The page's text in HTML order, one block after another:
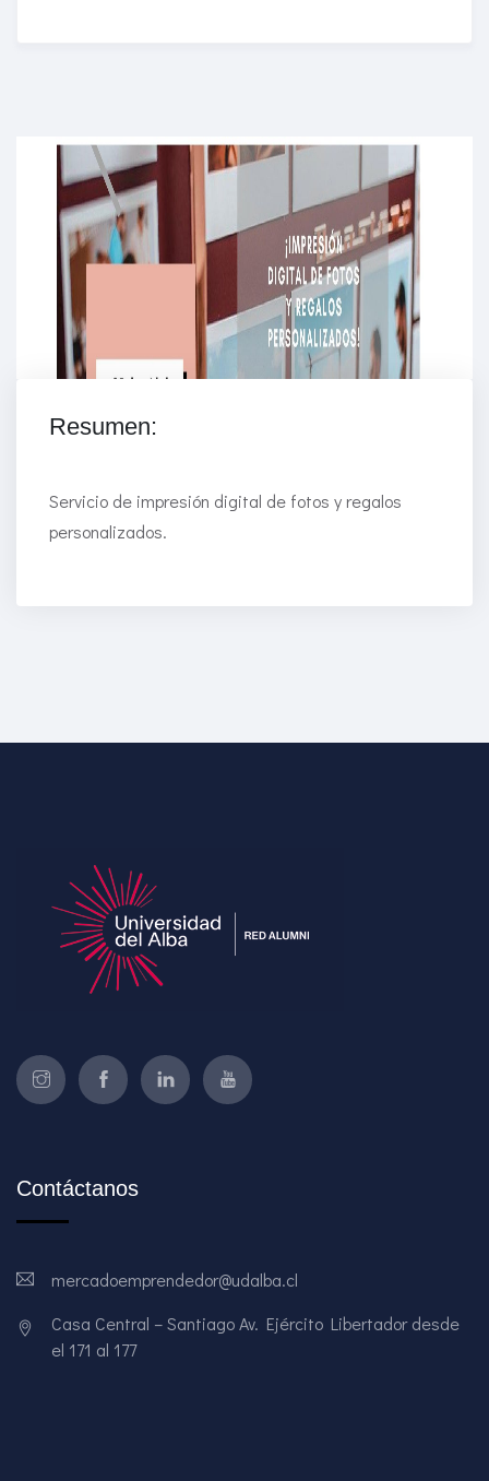
Get unlimited access to 2,000 of Educati’s top
courses for your team.
Join Now
Resumen:
Servicio de impresión digital de fotos y regalos
personalizados.
Contáctanos
mercadoemprendedor@udalba.cl
Casa Central – Santiago Av. Ejército Libertador desde
el 171 al 177